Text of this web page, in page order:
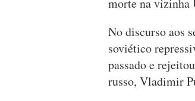
morte na vizinha
No discurso aos
soviético
passado e
russo, Vladimir